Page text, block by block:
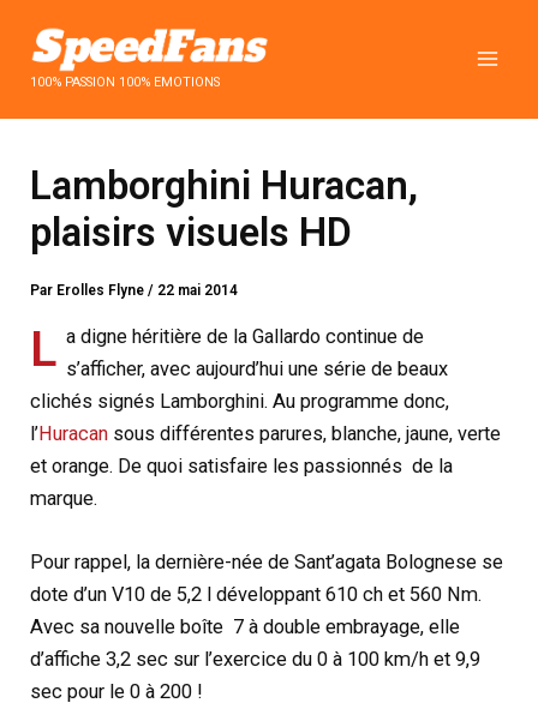
contenu100% PASSION 100% EMOTIONS
Lamborghini Huracan,
plaisirs visuels HD
Par Erolles Flyne/ 22 mai 2014
L a digne héritière de la Gallardo continue de
s’afficher, avec aujourd’hui une série de beaux
clichés signés Lamborghini. Au programme donc,
l’Huracan sous différentes parures, blanche, jaune, verte
et orange. De quoi satisfaire les passionnés de la
marque.
Pour rappel, la dernière-née de Sant’agata Bolognese se
dote d’un V10 de 5,2 l développant 610 ch et 560 Nm.
Avec sa nouvelle boîte 7 à double embrayage, elle
d’affiche 3,2 sec sur l’exercice du 0 à 100 km/h et 9,9
sec pour le 0 à 200 !